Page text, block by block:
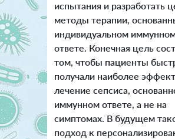
испытания и разработать
методы терапии,
индивидуальном
ответе. Конечная цель
том, чтобы пациенты
получали наиболее
лечение сепсиса,
иммунном ответе, а не на
симптомах. В будущем
подход к